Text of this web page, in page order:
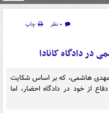
۰ نظر
چاپ
دادگاه کانادا
هاشمی، که بر اساس شکایت
در سال ۲۰۰۵ برای دفاع از خود در دادگاه احضار، اما